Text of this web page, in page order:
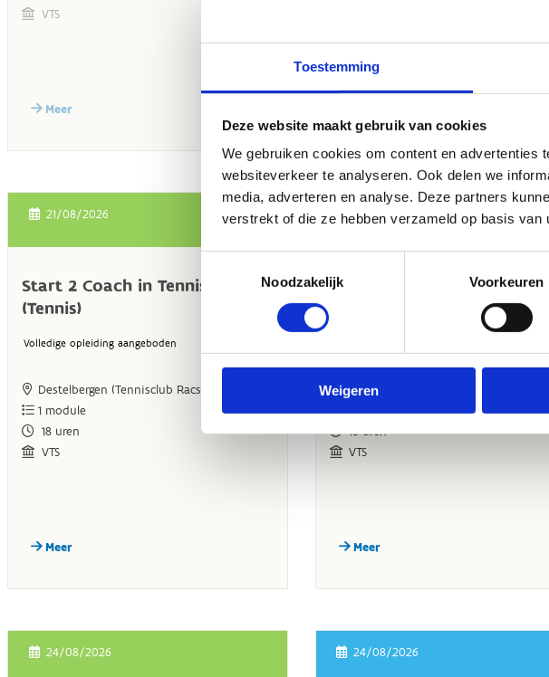
Toestemming
Deze website maakt gebruik van cookies
We gebruiken cookies om content en advertenties
websiteverkeer te analyseren. Ook delen we
media, adverteren en analyse. Deze partners
verstrekt of die ze hebben verzameld op basis van
Noodzakelijk
Voorkeuren
Weigeren